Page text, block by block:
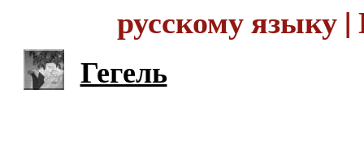
русскому языку |
Гегель